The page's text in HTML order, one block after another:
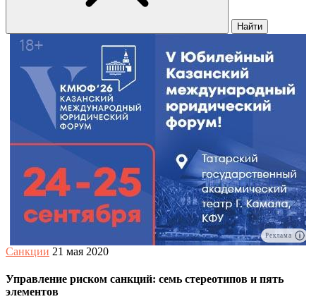
Найти
Реклама
Санкции 21 мая 2020
Управление риском санкций: семь стереотипов и пять
элементов